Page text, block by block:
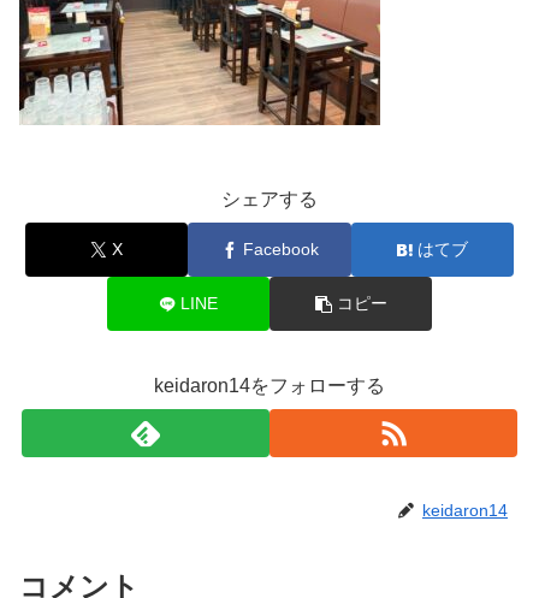
シェアする
X Facebook はてブ
LINE コピー
keidaron14をフォローする
keidaron14
コメント